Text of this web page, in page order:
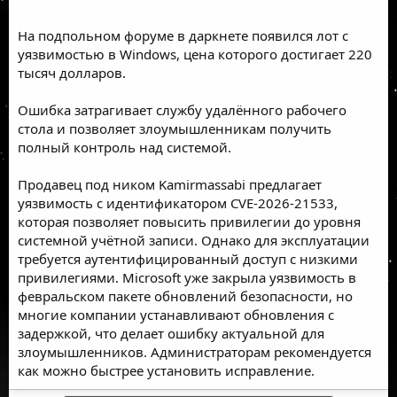
На подпольном форуме в даркнете появился лот с
уязвимостью в Windows, цена которого достигает 220
тысяч долларов.
Ошибка затрагивает службу удалённого рабочего
стола и позволяет злоумышленникам получить
полный контроль над системой.
Продавец под ником Kamirmassabi предлагает
уязвимость с идентификатором CVE-2026-21533,
которая позволяет повысить привилегии до уровня
системной учётной записи. Однако для эксплуатации
требуется аутентифицированный доступ с низкими
привилегиями. Microsoft уже закрыла уязвимость в
февральском пакете обновлений безопасности, но
многие компании устанавливают обновления с
задержкой, что делает ошибку актуальной для
злоумышленников. Администраторам рекомендуется
как можно быстрее установить исправление.